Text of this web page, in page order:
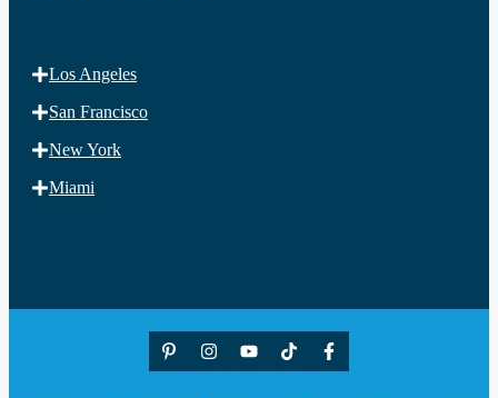
Los Angeles
San Francisco
New York
Miami